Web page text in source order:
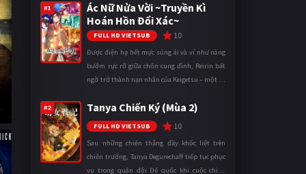
#1
Ác Nữ Nửa Vời ~Truyền Kì
Hoán Hồn Đổi Xác~
FULL HD VIETSUB 10
Được điện hạ hết mực sủng ái và ví như nàng
bướm rực rỡ giữa chốn cung đình, Reirin bất
ngờ trở thành nạn nhân của Keigetsu – một kẻ
thuật để hoán đổi th ...
#2 Tanya Chiến Ký (Mùa 2)
FULL HD VIETSUB 10
Sau những chiến thắng đầy khốc liệt trên
chiến trường, Tanya Degurechaff tiếp tục phục
vụ trong quân đội Đế quốc khi cuộc chiến